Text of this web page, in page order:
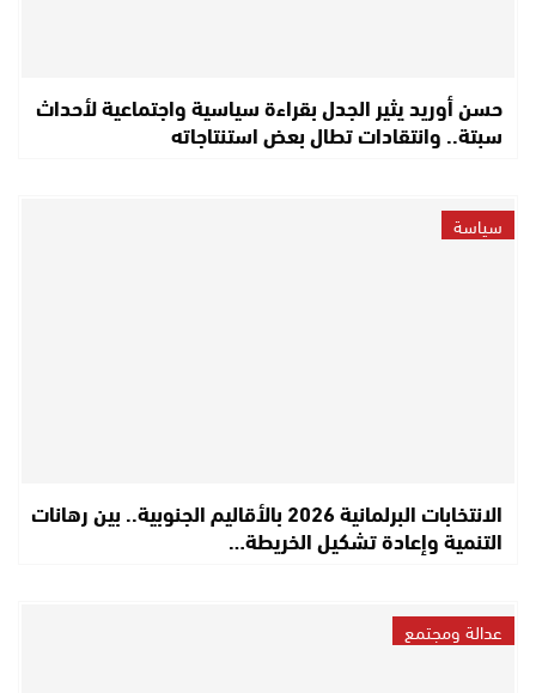
حسن أوريد يثير الجدل بقراءة سياسية واجتماعية لأحداث
سبتة.. وانتقادات تطال بعض استنتاجاته
سياسة
الانتخابات البرلمانية 2026 بالأقاليم الجنوبية.. بين رهانات
التنمية وإعادة تشكيل الخريطة…
عدالة ومجتمع